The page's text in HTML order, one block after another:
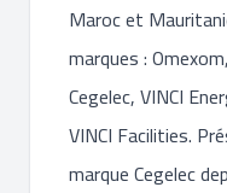
Maroc et
marques :
Cegelec, VINCI
VINCI Facilities.
marque Cegelec